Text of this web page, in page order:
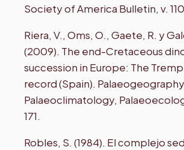
Society of America Bulletin, v. 110,
Riera, V., Oms, O., Gaete, R. y
(2009). The end-Cretaceous
succession in Europe: The
record (Spain).
Palaeoclimatology,
171.
Robles, S. (1984). El complejo